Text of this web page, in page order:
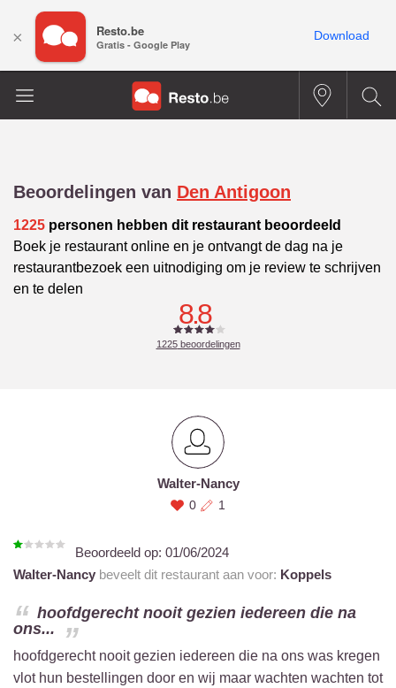
Beoordelingen van Den Antigoon
1225 personen hebben dit restaurant beoordeeld
Boek je restaurant online en je ontvangt de dag na je
restaurantbezoek een uitnodiging om je review te schrijven
en te delen
8.8
1225beoordelingen
Walter-Nancy
0 1
Beoordeeld op: 01/06/2024
Walter-Nancy beveelt dit restaurant aan voor: Koppels
hoofdgerecht nooit gezien iedereen die na
ons...
hoofdgerecht nooit gezien iedereen die na ons was kregen
vlot hun bestellingen door en wij maar wachten wachten tot
× Resto.be
Gratis - Google Play
Download